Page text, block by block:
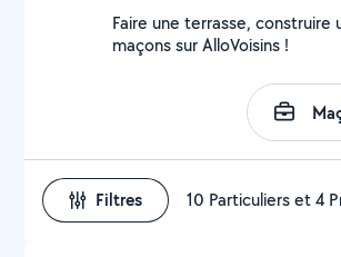
Faire une terrasse, construire
maçons sur AlloVoisins !
Filtres 10 Particuliers et 4